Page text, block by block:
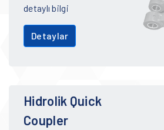
detaylı bilgi
Detaylar
Hidrolik Quick
Coupler